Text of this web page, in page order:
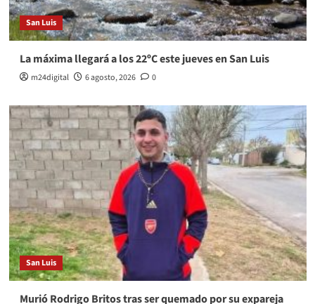
San Luis
La máxima llegará a los 22ºC este jueves en San Luis
m24digital 6 agosto, 2026 0
San Luis
Murió Rodrigo Britos tras ser quemado por su expareja